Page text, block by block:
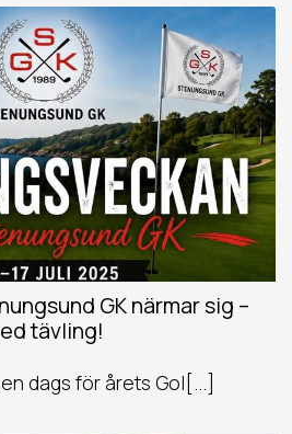
GK närmar sig –
tävling!
dags för årets Gol[...]